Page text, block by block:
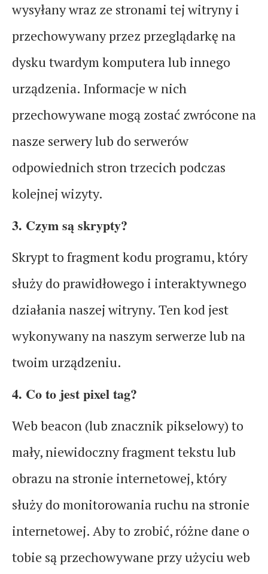
wysyłany wraz ze stronami tej witryny i
przechowywany przez przeglądarkę na
dysku twardym komputera lub innego
urządzenia. Informacje w nich
przechowywane mogą zostać zwrócone na
nasze serwery lub do serwerów
odpowiednich stron trzecich podczas
kolejnej wizyty.
3. Czym są skrypty?
Skrypt to fragment kodu programu, który
służy do prawidłowego i interaktywnego
działania naszej witryny. Ten kod jest
wykonywany na naszym serwerze lub na
twoim urządzeniu.
4. Co to jest pixel tag?
Web beacon (lub znacznik pikselowy) to
mały, niewidoczny fragment tekstu lub
obrazu na stronie internetowej, który
służy do monitorowania ruchu na stronie
internetowej. Aby to zrobić, różne dane o
tobie są przechowywane przy użyciu web